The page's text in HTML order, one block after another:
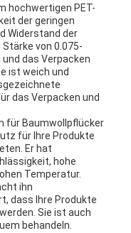
hochwertigen PET-
der geringen
Widerstand der
von 0.075-
das Verpacken
ist weich und
das Verpacken und
für Baumwollpflücker
für Ihre Produkte
Er hat
hohe
Temperatur.
ihn
dass Ihre Produkte
Sie ist auch
behandeln.